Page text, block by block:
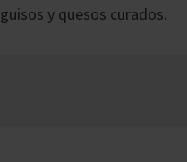
y quesos curados.